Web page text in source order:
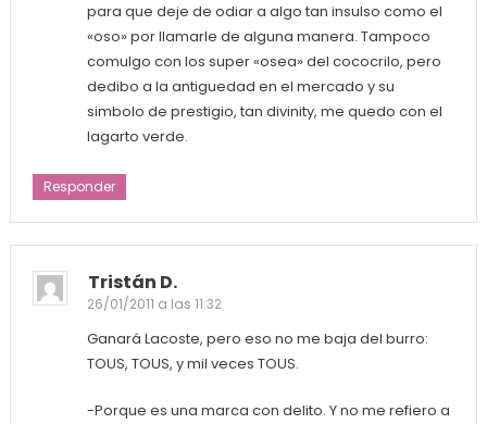
para que deje de odiar a algo tan insulso como el
«oso» por llamarle de alguna manera. Tampoco
comulgo con los super «osea» del cococrilo, pero
dedibo a la antiguedad en el mercado y su
simbolo de prestigio, tan divinity, me quedo con el
lagarto verde.
Responder
Tristán D.
26/01/2011 a las 11:32
Ganará Lacoste, pero eso no me baja del burro:
TOUS, TOUS, y mil veces TOUS.
-Porque es una marca con delito. Y no me refiero a